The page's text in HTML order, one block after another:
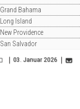
Grand Bahama
Long Island
New Providence
San Salvador
03. Januar 2026